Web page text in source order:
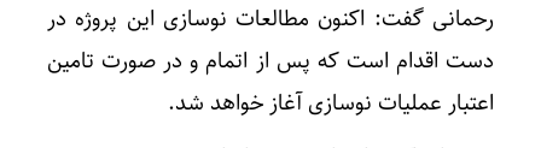
رحمانی گفت: اکنون مطالعات نوسازی این پروژه در
دست اقدام است که پس از اتمام و در صورت تامین
اعتبار عملیات نوسازی آغاز خواهد شد.